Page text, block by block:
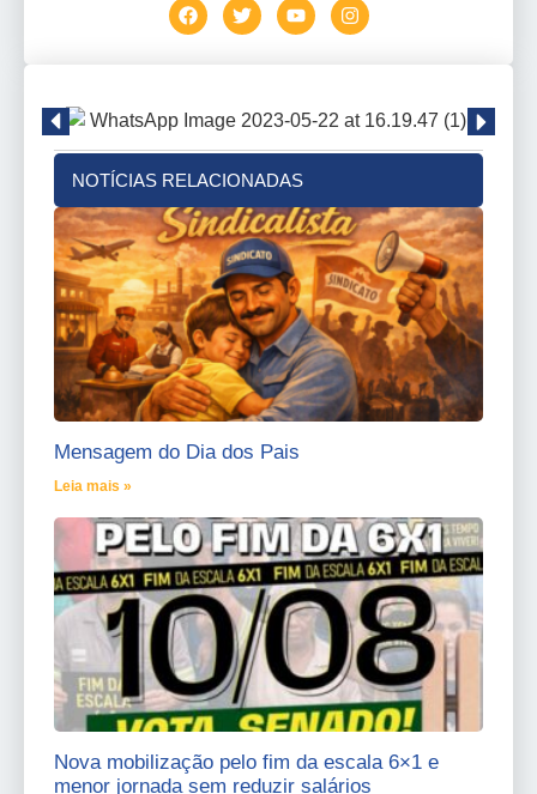
NOTÍCIAS RELACIONADAS
Mensagem do Dia dos Pais
Leia mais »
Nova mobilização pelo fim da escala 6×1 e
menor jornada sem reduzir salários